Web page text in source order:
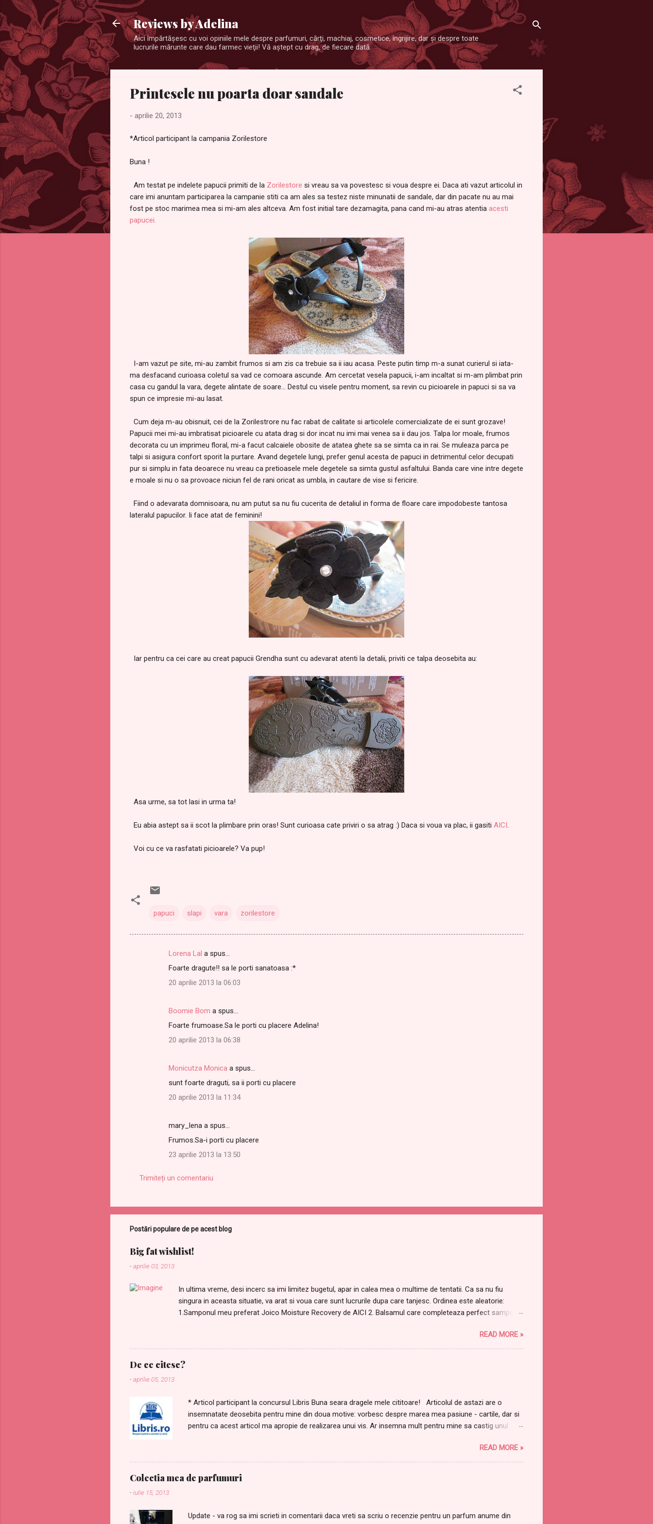
Reviews by Adelina
Aici împărtăşesc cu voi opiniile mele despre parfumuri, cărţi, machiaj, cosmetice, îngrijire, dar şi despre toate
lucrurile mărunte care dau farmec vieţii! Vă aştept cu drag, de fiecare dată.
Printesele nu poarta doar sandale
- aprilie 20, 2013
*Articol participant la campania Zorilestore
Buna !
Am testat pe indelete papucii primiti de la Zorilestore si vreau sa va povestesc si voua despre ei. Daca ati vazut articolul in
care imi anuntam participarea la campanie stiti ca am ales sa testez niste minunatii de sandale, dar din pacate nu au mai
fost pe stoc marimea mea si mi-am ales altceva. Am fost initial tare dezamagita, pana cand mi-au atras atentia acesti
papucei.
I-am vazut pe site, mi-au zambit frumos si am zis ca trebuie sa ii iau acasa. Peste putin timp m-a sunat curierul si iata-
ma desfacand curioasa coletul sa vad ce comoara ascunde. Am cercetat vesela papucii, i-am incaltat si m-am plimbat prin
casa cu gandul la vara, degete alintate de soare... Destul cu visele pentru moment, sa revin cu picioarele in papuci si sa va
spun ce impresie mi-au lasat.
Cum deja m-au obisnuit, cei de la Zorilestrore nu fac rabat de calitate si articolele comercializate de ei sunt grozave!
Papucii mei mi-au imbratisat picioarele cu atata drag si dor incat nu imi mai venea sa ii dau jos. Talpa lor moale, frumos
decorata cu un imprimeu floral, mi-a facut calcaiele obosite de atatea ghete sa se simta ca in rai. Se muleaza parca pe
talpi si asigura confort sporit la purtare. Avand degetele lungi, prefer genul acesta de papuci in detrimentul celor decupati
pur si simplu in fata deoarece nu vreau ca pretioasele mele degetele sa simta gustul asfaltului. Banda care vine intre degete
e moale si nu o sa provoace niciun fel de rani oricat as umbla, in cautare de vise si fericire.
Fiind o adevarata domnisoara, nu am putut sa nu fiu cucerita de detaliul in forma de floare care impodobeste tantosa
lateralul papucilor. Ii face atat de feminini!
Iar pentru ca cei care au creat papucii Grendha sunt cu adevarat atenti la detalii, priviti ce talpa deosebita au:
Asa urme, sa tot lasi in urma ta!
Eu abia astept sa ii scot la plimbare prin oras! Sunt curioasa cate priviri o sa atrag :) Daca si voua va plac, ii gasiti AICI
Voi cu ce va rasfatati picioarele? Va pup!
papuci slapi vara zorilestore
Lorena Lal a spus…
Foarte dragute!! sa le porti sanatoasa :*
20 aprilie 2013 la 06:03
Boomie Bom a spus…
Foarte frumoase.Sa le porti cu placere Adelina!
20 aprilie 2013 la 06:38
Monicutza Monica a spus…
sunt foarte draguti, sa ii porti cu placere
20 aprilie 2013 la 11:34
mary_lena a spus…
Frumos.Sa-i porti cu placere
23 aprilie 2013 la 13:50
Trimiteți un comentariu
Postări populare de pe acest blog
Big fat wishlist!
-aprilie 03, 2013
In ultima vreme, desi incerc sa imi limitez bugetul, apar in calea mea o multime de tentatii. Ca sa nu fiu
singura in aceasta situatie, va arat si voua care sunt lucrurile dupa care tanjesc. Ordinea este aleatorie:
1.Samponul meu preferat Joico Moisture Recovery de AICI 2. Balsamul care completeaza perfect samponul
3. M-am indragostit de acest ruj Alessandro, de AICI 4.Si de laudatele rujuri L'oreal Rouge Caresee, in special
de Dating Coral, de AICI . Nu e superb? 5. Mai visez si la un fond de ten L'oreal LumiMagique . Am testat
niste mostre si m-am indragostit de el :D 6. Ce wishlist ar fi acesta fara un parfum mult iubit? Visez zi si
noapte la My Insolence de la Guerlain. 7. Ei, dar credeati ca lista mea de dorinte nu va contine macar o
READ MORE »
De ce citesc?
-aprilie 05, 2013
* Articol participant la concursul Libris Buna seara dragele mele cititoare! Articolul de astazi are o
insemnatate deosebita pentru mine din doua motive: vorbesc despre marea mea pasiune - cartile, dar si
pentru ca acest articol ma apropie de realizarea unui vis. Ar insemna mult pentru mine sa castig unul
pentru carti. Le iubesc de cand ma stiu. In casa unde am copilarit, cartile erau puse la loc de cinste, in
biblioteca din lemn visiniu, lacuit. Eram mica atunci si priveam rafturile cu o curiozitate crescanda.
Mangaiam coperta cartilor si ma intrebam oare ce se ascunde in paginile lor de le da mama atata
importanta? Mama mea avea in fiecare seara o carte in brate. Tin minte ca ma cuibaream langa ea si ii
READ MORE »
Colectia mea de parfumuri
-iulie 15, 2013
Update - va rog sa imi scrieti in comentarii daca vreti sa scriu o recenzie pentru un parfum anume din